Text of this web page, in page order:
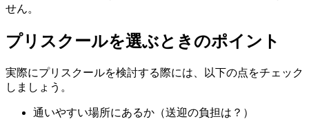
せん。
プリスクールを選ぶときのポイント
実際にプリスクールを検討する際には、以下の点をチェック
しましょう。
通いやすい場所にあるか（送迎の負担は？）